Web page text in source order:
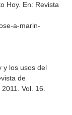
Hoy. En: Revista
a-marin-
y los usos del
de
. 2011. Vol. 16.